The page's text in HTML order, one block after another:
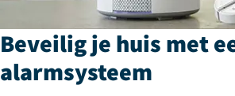
Beveilig je huis met
alarmsysteem